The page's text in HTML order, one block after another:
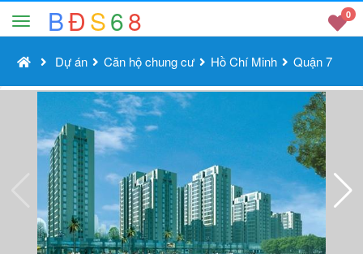
BĐS68 0
Dự án Căn hộ chung cư Hồ Chí Minh Quận 7